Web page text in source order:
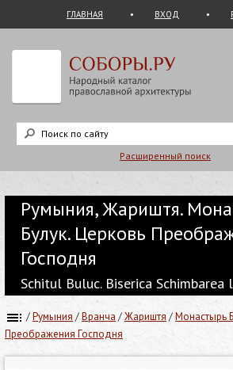
ГЛАВНАЯ ВХОД
Расширенный поиск
Румыния, Жариштя.
Булук. Церковь
Господня
Schitul Buluc. Biserica Schimbarea
/Румыния /Вранча /Жариштя /Монастырь
Преображения Господня